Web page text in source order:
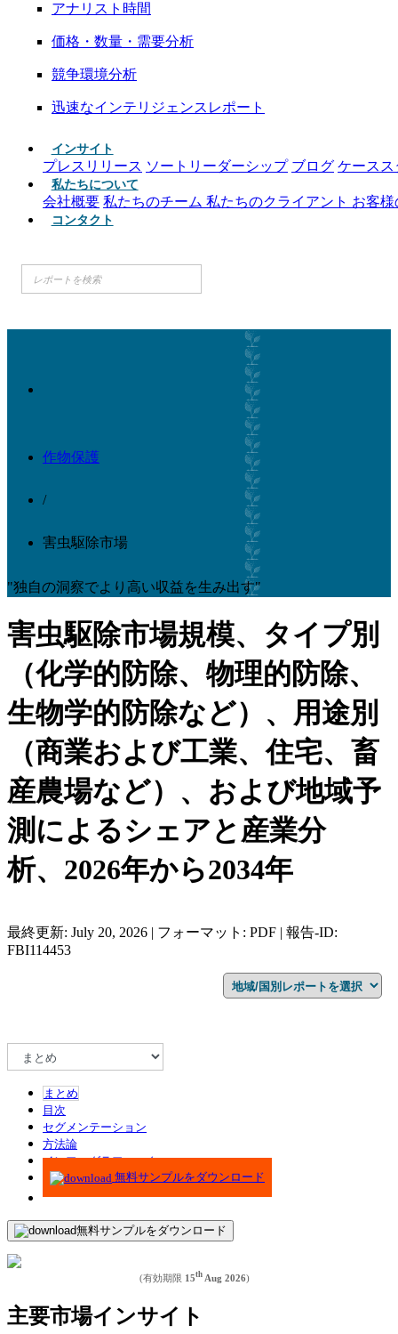
アナリスト時間
価格・数量・需要分析
競争環境分析
迅速なインテリジェンスレポート
インサイト
プレスリリース ソートリーダーシップ ブログ ケースス
私たちについて
会社概要 私たちのチーム 私たちのクライアント お客
コンタクト
作物保護
/
害虫駆除市場
"独自の洞察でより高い収益を生み出す"
害虫駆除市場規模、タイプ別
（化学的防除、物理的防除、
生物学的防除など）、用途別
（商業および工業、住宅、畜
産農場など）、および地域予
測によるシェアと産業分
析、2026年から2034年
最終更新: July 20, 2026 | フォーマット: PDF | 報告-ID:
FBI114453
まとめ
目次
セグメンテーション
方法論
インフォグラフィック
無料サンプルをダウンロード
無料サンプルをダウンロード
(有効期限 15th Aug 2026)
主要市場インサイト